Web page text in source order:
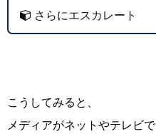
さらにエスカレート
こうしてみると、
メディアがネットやテレビで